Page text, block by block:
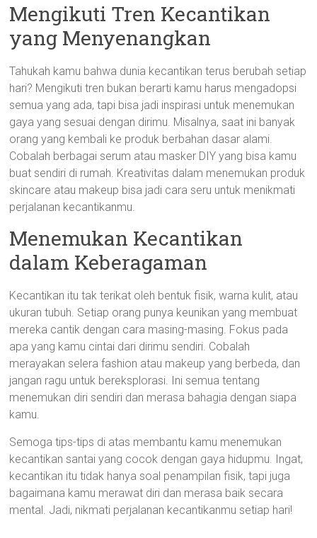
Mengikuti Tren Kecantikan
yang Menyenangkan
Tahukah kamu bahwa dunia kecantikan terus berubah setiap
hari? Mengikuti tren bukan berarti kamu harus mengadopsi
semua yang ada, tapi bisa jadi inspirasi untuk menemukan
gaya yang sesuai dengan dirimu. Misalnya, saat ini banyak
orang yang kembali ke produk berbahan dasar alami.
Cobalah berbagai serum atau masker DIY yang bisa kamu
buat sendiri di rumah. Kreativitas dalam menemukan produk
skincare atau makeup bisa jadi cara seru untuk menikmati
perjalanan kecantikanmu.
Menemukan Kecantikan
dalam Keberagaman
Kecantikan itu tak terikat oleh bentuk fisik, warna kulit, atau
ukuran tubuh. Setiap orang punya keunikan yang membuat
mereka cantik dengan cara masing-masing. Fokus pada
apa yang kamu cintai dari dirimu sendiri. Cobalah
merayakan selera fashion atau makeup yang berbeda, dan
jangan ragu untuk bereksplorasi. Ini semua tentang
menemukan diri sendiri dan merasa bahagia dengan siapa
kamu.
Semoga tips-tips di atas membantu kamu menemukan
kecantikan santai yang cocok dengan gaya hidupmu. Ingat,
kecantikan itu tidak hanya soal penampilan fisik, tapi juga
bagaimana kamu merawat diri dan merasa baik secara
mental. Jadi, nikmati perjalanan kecantikanmu setiap hari!